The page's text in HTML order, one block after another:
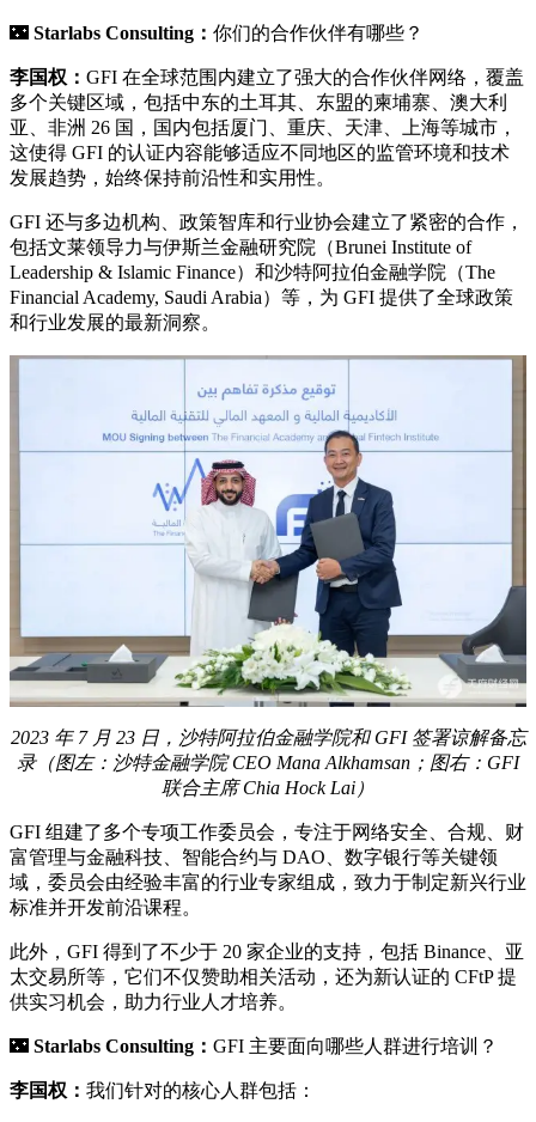
🌃 Starlabs Consulting： 你们的合作伙伴有哪些？
李国权： GFI 在全球范围内建立了强大的合作伙伴网络，覆盖
多个关键区域，包括中东的土耳其、东盟的柬埔寨、澳大利
亚、非洲 26 国，国内包括厦门、重庆、天津、上海等城市，
这使得 GFI 的认证内容能够适应不同地区的监管环境和技术
发展趋势，始终保持前沿性和实用性。
GFI 还与多边机构、政策智库和行业协会建立了紧密的合作，
包括文莱领导力与伊斯兰金融研究院（Brunei Institute of
Leadership & Islamic Finance）和沙特阿拉伯金融学院（The
Financial Academy, Saudi Arabia）等，为 GFI 提供了全球政策
和行业发展的最新洞察。
2023 年 7 月 23 日，沙特阿拉伯金融学院和 GFI 签署谅解备忘
录（图左：沙特金融学院 CEO Mana Alkhamsan；图右：GFI
联合主席 Chia Hock Lai）
GFI 组建了多个专项工作委员会，专注于网络安全、合规、财
富管理与金融科技、智能合约与 DAO、数字银行等关键领
域，委员会由经验丰富的行业专家组成，致力于制定新兴行业
标准并开发前沿课程。
此外，GFI 得到了不少于 20 家企业的支持，包括 Binance、亚
太交易所等，它们不仅赞助相关活动，还为新认证的 CFtP 提
供实习机会，助力行业人才培养。
🌃 Starlabs Consulting： GFI 主要面向哪些人群进行培训？
李国权： 我们针对的核心人群包括：